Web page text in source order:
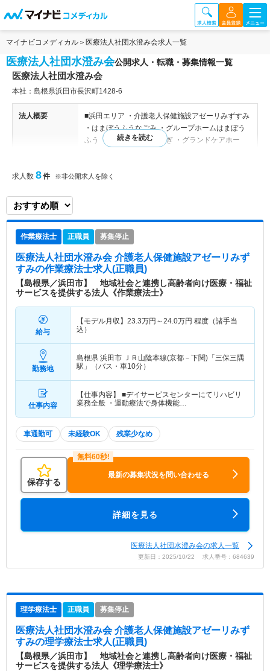
マイナビコメディカル 医療法人社団水澄み会求人一覧
医療法人社団水澄み会公開求人・転職・募集情報一覧
医療法人社団水澄み会
本社：島根県浜田市長沢町1428-6
法人概要
■浜田エリア ・介護老人保健施設アゼーリみずすみ
・はまぼうふうなごみ ・グループホームはまぼう
ふう ・とびの郷 ゆうなぎ ・グランドケアホー
家 ひきみ ■松江エリア ・高齢者複合施設アゼリア
特定施設生活介護）
団水澄み会が運営する地域密着型の介護老人保健施
設です。
求人数 8件 ※非公開求人を除く
作業療法士 正職員 募集停止
医療法人社団水澄み会 介護老人保健施設アゼーリみず
すみの作業療法士求人(正職員)
【島根県／浜田市】 地域社会と連携し高齢者向け医療・福祉
サービスを提供する法人《作業療法士》
給与
【モデル月収】 23.3万円～24.0万円 程度（諸手当
込）
勤務地
島根県 浜田市
ＪＲ山陰本線(京都－下関)「三保三隅
駅」（バス・車10分）
仕事内容
【仕事内容】 ■デイサービスセンターにてリハビリ
業務全般 ・運動療法で身体機能…
車通勤可 未経験OK 残業少なめ
保存する
最新の募集状況を問い合わせる
詳細を見る
医療法人社団水澄み会の求人一覧
更新日：2025/10/22 求人番号：684639
理学療法士 正職員 募集停止
医療法人社団水澄み会 介護老人保健施設アゼーリみず
すみの理学療法士求人(正職員)
【島根県／浜田市】 地域社会と連携し高齢者向け医療・福祉
サービスを提供する法人《理学療法士》